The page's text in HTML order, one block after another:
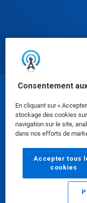
Consentement
En cliquant sur «
stockage des cookies
navigation sur le site,
dans nos efforts de
Accepter tous
cookies
Fiches